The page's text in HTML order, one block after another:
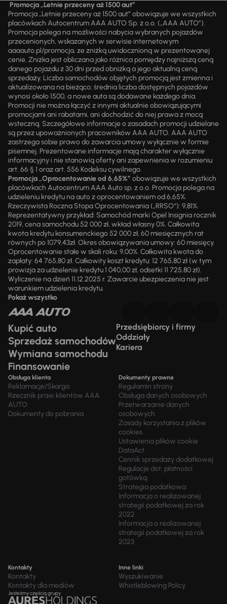
Promocja „Letnie przeceny aż 1500 aut”
Promocja „Letnie przeceny aż 1500 aut” obowiązuje we wszystkich
placówkach Autocentrum AAA AUTO Sp. z o.o. („AAA AUTO”).
Promocja polega na możliwości nabycia wybranych pojazdów
przecenionych, wskazanych w serwisie internetowym
aaaauto.pl/promocja, ze zniżką uwidocznioną w prezentowanej
cenie. Zniżka jest obliczana jako różnica pomiędzy najniższą ceną
danego pojazdu z 30 dni przed obniżką a jego aktualną ceną
sprzedaży. Liczba samochodów objętych promocją jest zmienna i
aktualizowana na bieżąco; średnia liczba dostępnych pojazdów
wynosi około 1500, a nowe auta są dodawane każdego dnia.
Promocji nie można łączyć z innymi aktualnie obowiązującymi
promocjami ani rabatami, ani dochodzić do niej prawa z mocą
wsteczną. Szczegółowe informacje o zasadach promocji udzielane
są przez upoważnionych pracowników AAA AUTO. AAA AUTO
zastrzega sobie prawo do zawarcia umowy wyłącznie w formie
pisemnej. Prezentowane informacje mają charakter wyłącznie
informacyjny i nie stanowią oferty ani zapewnienia w rozumieniu
art. 66 § 1 oraz art. 556 Kodeksu cywilnego.
Promocja „Oprocentowanie od 6,65%” obowiązuje we wszystkich
placówkach Autocentrum AAA Auto sp. z o.o. Promocja polega na
udzieleniu kredytu na auto z oprocentowaniem od 6,65%.
Rzeczywista Roczna Stopa Oprocentowania („RRSO“): 9,81%.
Reprezentatywny przykład: Samochód marki Opel Insignia rocznik
2019, cena samochodu 52 000 zł, wkład własny 0%. Całkowita
kwota kredytu konsumenckiego 52 000 zł, 60 miesięcznych rat
równych po 1079,43zł. Okres obowiązywania umowy: 60 miesięcy.
Oprocentowanie stałe w skali roku: 9,00%. Całkowita kwota do
zapłaty: 64 765,80 zł. Całkowity koszt kredytu: 12 765,80 zł (w tym
prowizja za udzielenie kredytu 1 040,00 zł, odsetki 11 725,80 zł).
Wyliczenie na dzień 11.12.2025 r. Zawarcie ubezpieczenia nie jest
warunkiem udzielenia kredytu.
Pokaż wszystko
Kupić auto
Sprzedaż samochodów
Wymiana samochodu
Finansowanie
Przedsiębiorcy i firmy
Oddziały
Kariera
Obsługa klienta
Reklamacje/Skarga
Rzecznik praw klientów AAA
AUTO
Dokumenty do pobrania
Dokumenty prawne
Regulamin strony
Obsługa danych osobowych
Przetwarzanie danych
osobowych
Zasady korzystania z plików
cookies
Ustawienia plików cookie
DataAct
Cennik sprzedaży dodatkowej
Regulacje dot. płatności
gotówką
Strategia podatkowa
Informacja o realizowanej
strategii podatkowej za rok
2022
Informacja o realizowanej
strategii podatkowej za rok
2023
Kontakty
Kontakty
Kontakty dla mediów
Inne linki
Wyszukiwanie
Whistleblowing Policy
Jesteśmy częścią grupy